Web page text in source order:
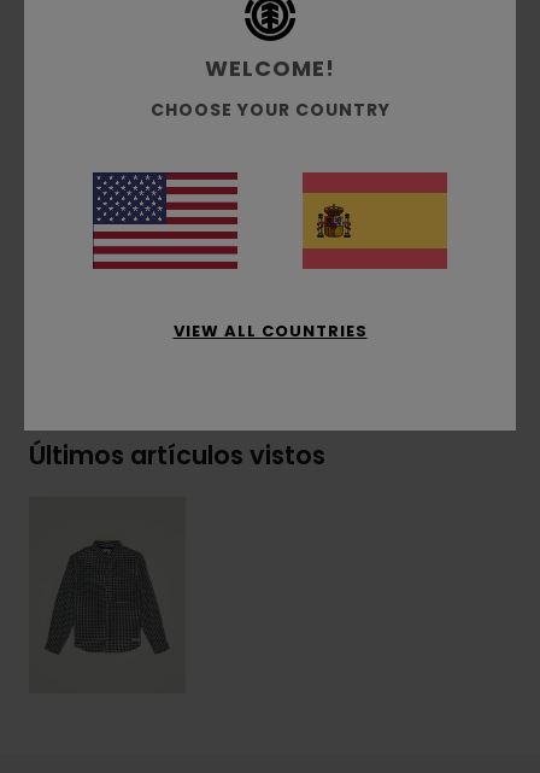
60% algodón orgánico, 40% algodón,
tejido de cuadros teñidos en hilo [165 g/m2]
Cuello con botones
Etiqueta Element Co. en el bajo a la izquierda
Composición[Tejido principal] 100% algodón
orgánico
Últimos artículos vistos
WELCOME!
CHOOSE YOUR COUNTRY
VIEW ALL COUNTRIES